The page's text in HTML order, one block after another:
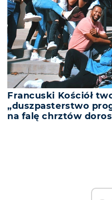
Francuski Kościół
„duszpasterstwo
na falę chrztów